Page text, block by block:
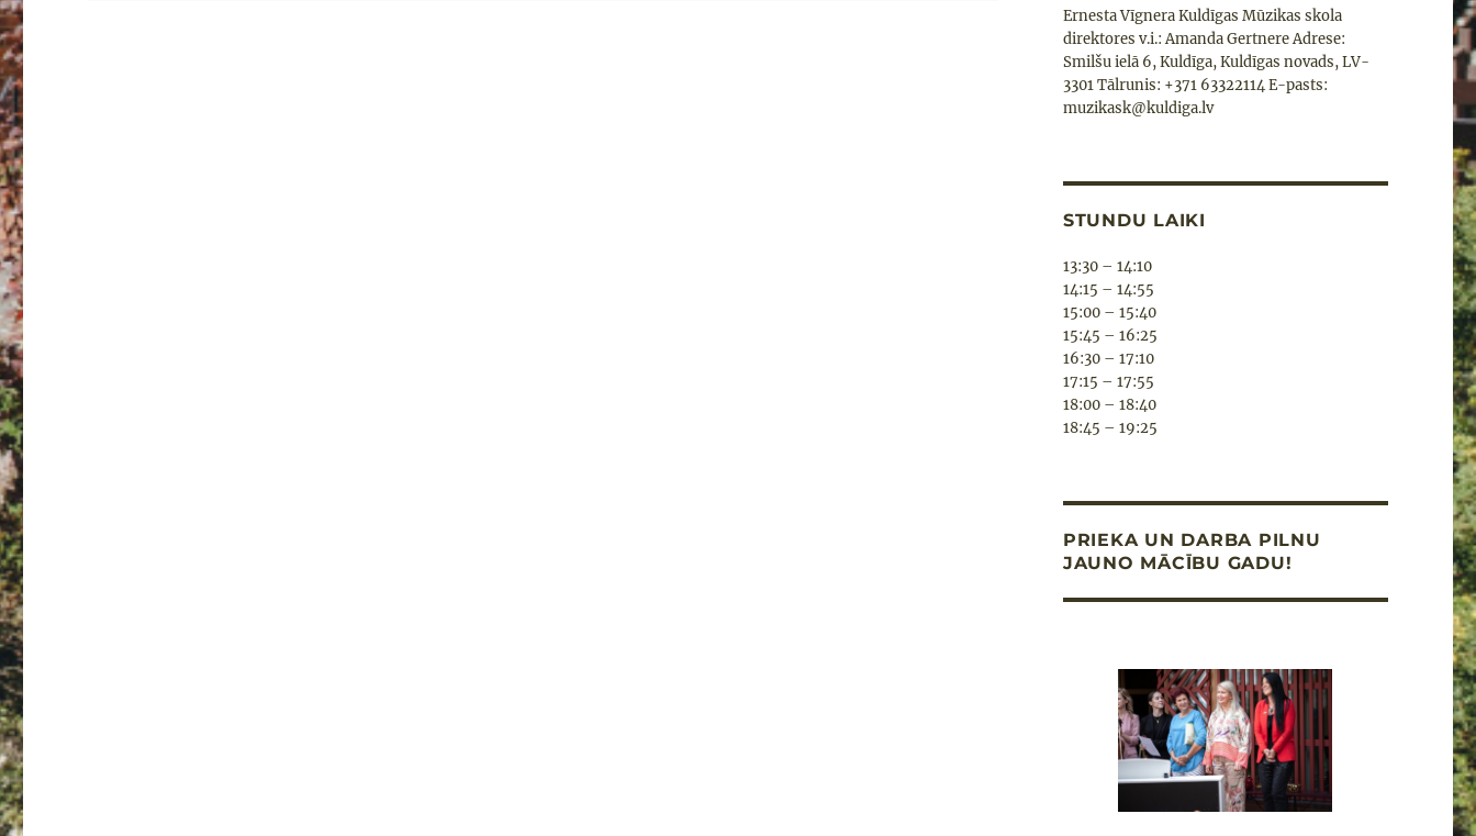
Ernesta Vīgnera Kuldīgas Mūzikas skola
direktores v.i.: Amanda Gertnere Adrese:
Smilšu ielā 6, Kuldīga, Kuldīgas novads, LV-
3301 Tālrunis: +371 63322114 E-pasts:
muzikask@kuldiga.lv
STUNDU LAIKI
13:30 – 14:10
14:15 – 14:55
15:00 – 15:40
15:45 – 16:25
16:30 – 17:10
17:15 – 17:55
18:00 – 18:40
18:45 – 19:25
PRIEKA UN DARBA PILNU
JAUNO MĀCĪBU GADU!